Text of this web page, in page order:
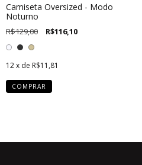
Camiseta Oversized - Modo
Noturno
R$129,00 R$116,10
12x de R$11,81
COMPRAR